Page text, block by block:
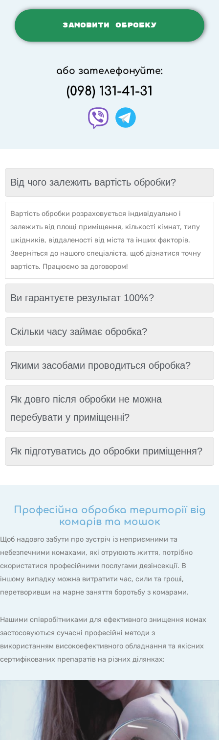
або зателефонуйте:
(098) 131-41-31
Від чого залежить вартість обробки?
Вартість обробки розраховується індивідуально і
залежить від площі приміщення, кількості кімнат, типу
шкідників, віддаленості від міста та інших факторів.
Зверніться до нашого спеціаліста, щоб дізнатися точну
вартість. Працюємо за договором!
Ви гарантуєте результат 100%?
Скільки часу займає обробка?
Якими засобами проводиться обробка?
Як довго після обробки не можна
перебувати у приміщенні?
Як підготуватись до обробки приміщення?
Професійна обробка території від
комарів та мошок
Щоб надовго забути про зустріч із неприємними та
небезпечними комахами, які отруюють життя, потрібно
скористатися професійними послугами дезінсекції. В
іншому випадку можна витратити час, сили та гроші,
перетворивши на марне заняття боротьбу з комарами.
Нашими співробітниками для ефективного знищення комах
застосовуються сучасні професійні методи з
використанням високоефективного обладнання та якісних
сертифікованих препаратів на різних ділянках: